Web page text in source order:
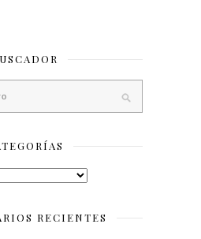
RECIENTES